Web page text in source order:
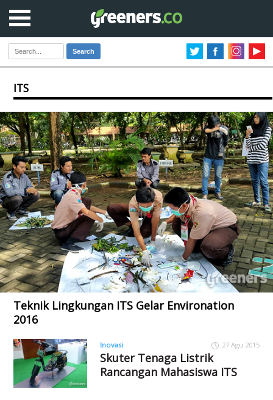
Search
ITS
Teknik Lingkungan ITS Gelar Environation
2016
Inovasi 27 Agu 2015
Skuter Tenaga Listrik
Rancangan Mahasiswa ITS